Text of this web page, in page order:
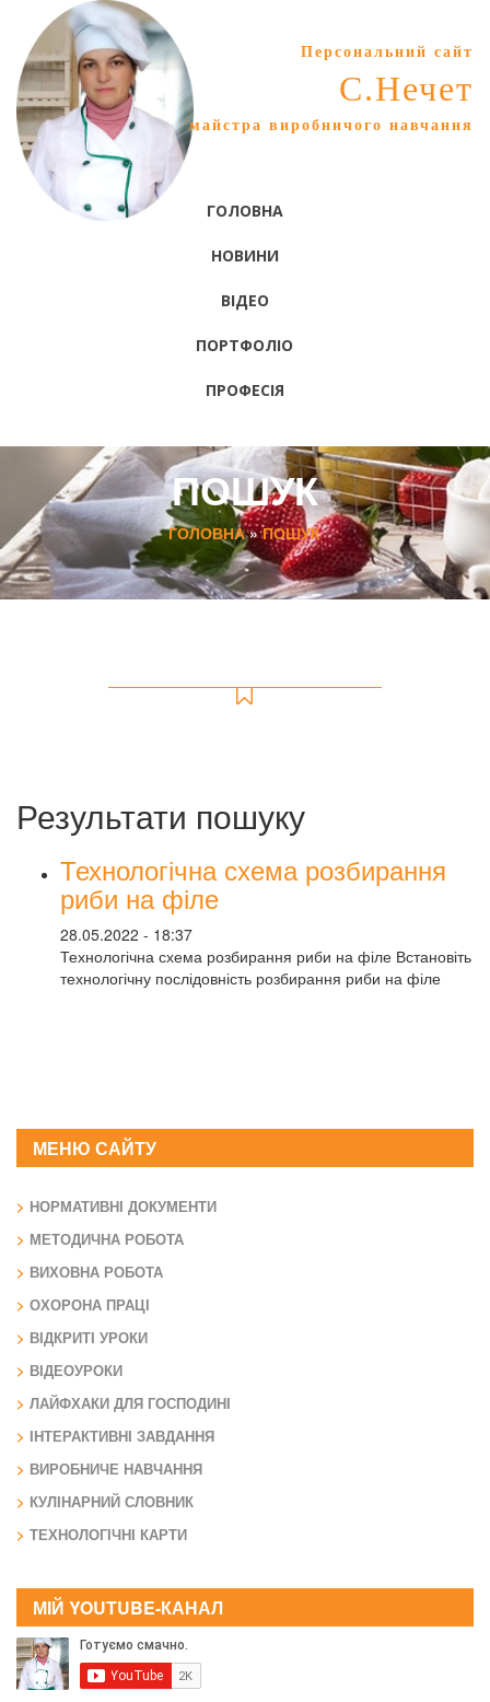
Персональний сайт
С.Нечет
майстра виробничого навчання
ГОЛОВНА
НОВИНИ
ВІДЕО
ПОРТФОЛІО
ПРОФЕСІЯ
ПОШУК
ГОЛОВНА»ПОШУК
Результати пошуку
Технологічна схема розбирання
риби на філе
28.05.2022 - 18:37
Технологічна схема розбирання риби на філе Встановіть
технологічну послідовність розбирання риби на філе
МЕНЮ САЙТУ
НОРМАТИВНІ ДОКУМЕНТИ
МЕТОДИЧНА РОБОТА
ВИХОВНА РОБОТА
ОХОРОНА ПРАЦІ
ВІДКРИТІ УРОКИ
ВІДЕОУРОКИ
ЛАЙФХАКИ ДЛЯ ГОСПОДИНІ
ІНТЕРАКТИВНІ ЗАВДАННЯ
ВИРОБНИЧЕ НАВЧАННЯ
КУЛІНАРНИЙ СЛОВНИК
ТЕХНОЛОГІЧНІ КАРТИ
МІЙ YOUTUBE-КАНАЛ